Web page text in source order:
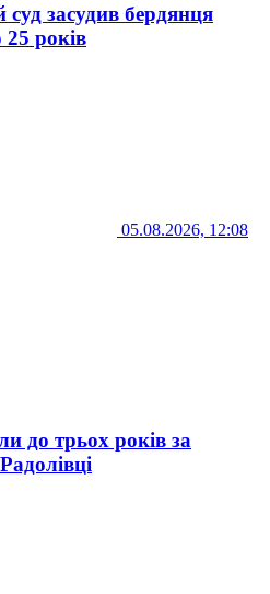
суд засудив бердянця
років
05.08.2026, 12:08
до трьох років за